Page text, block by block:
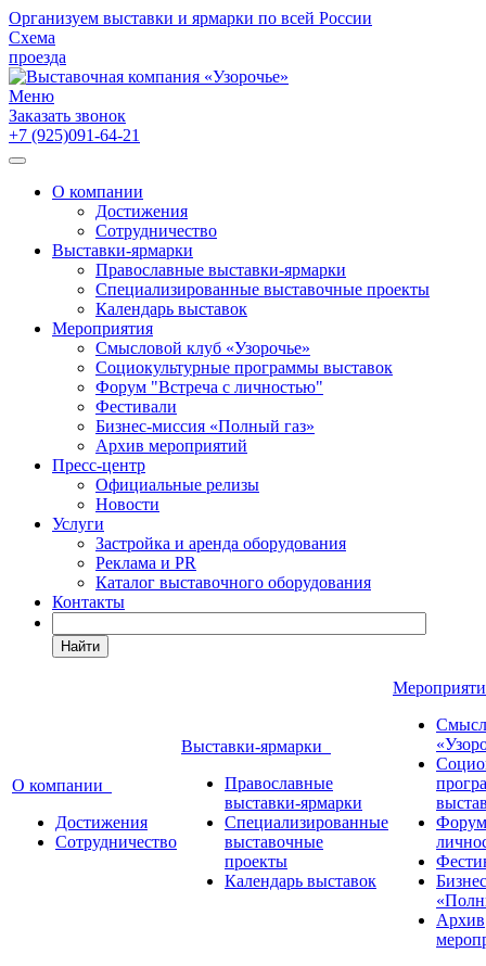
Организуем выставки и ярмарки по всей России
Схема
проезда
Меню
Заказать звонок
+7 (925)091-64-21
О компании
Достижения
Сотрудничество
Выставки-ярмарки
Православные выставки-ярмарки
Специализированные выставочные проекты
Календарь выставок
Мероприятия
Смысловой клуб «Узорочье»
Социокультурные программы выставок
Форум "Встреча с личностью"
Фестивали
Бизнес-миссия «Полный газ»
Архив мероприятий
Пресс-центр
Официальные релизы
Новости
Услуги
Застройка и аренда оборудования
Реклама и PR
Каталог выставочного оборудования
Контакты
Найти
О компании
Достижения
Сотрудничество
Выставки-ярмарки
Православные
выставки-ярмарки
Специализированные
выставочные
проекты
Календарь выставок
Форум
Архив